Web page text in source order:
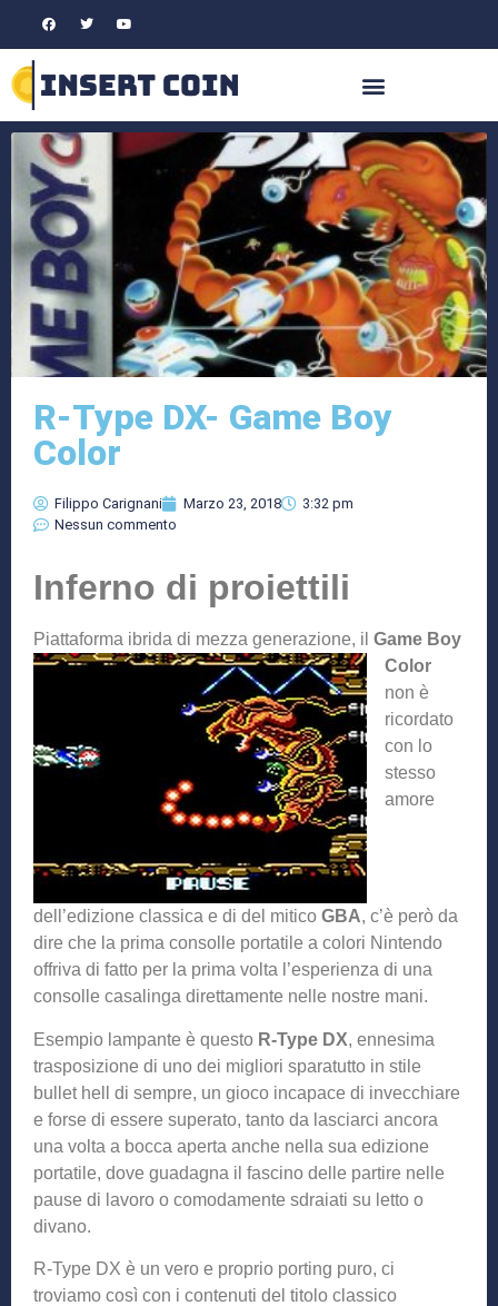
R-Type DX- Game Boy
Color
Filippo Carignani Marzo 23, 2018
3:32 pm
Nessun commento
Inferno di proiettili
Piattaforma ibrida di mezza generazione, il Game Boy
Color
non è
ricordato
con lo
stesso
amore
dell’edizione classica e di del mitico GBA, c’è però da
dire che la prima consolle portatile a colori Nintendo
offriva di fatto per la prima volta l’esperienza di una
consolle casalinga direttamente nelle nostre mani.
Esempio lampante è questo R-Type DX, ennesima
trasposizione di uno dei migliori sparatutto in stile
bullet hell di sempre, un gioco incapace di invecchiare
e forse di essere superato, tanto da lasciarci ancora
una volta a bocca aperta anche nella sua edizione
portatile, dove guadagna il fascino delle partire nelle
pause di lavoro o comodamente sdraiati su letto o
divano.
R-Type DX è un vero e proprio porting puro, ci
troviamo così con i contenuti del titolo classico